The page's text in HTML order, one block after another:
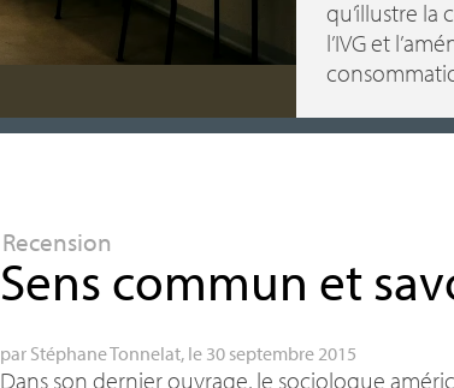
qu’illustre
l’IVGet
Recension
Sens commun et
par Stéphane Tonnelat, le 30 septembre 2015
Dans son dernier ouvrage, le sociologue